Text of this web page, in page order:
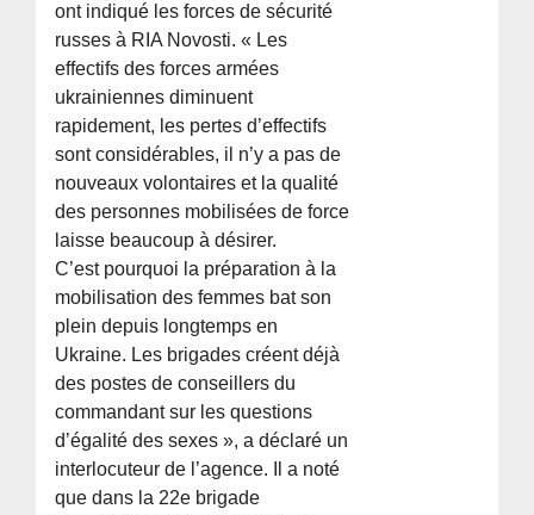
ont indiqué les forces de sécurité
russes à RIA Novosti. « Les
effectifs des forces armées
ukrainiennes diminuent
rapidement, les pertes d’effectifs
sont considérables, il n’y a pas de
nouveaux volontaires et la qualité
des personnes mobilisées de force
laisse beaucoup à désirer.
C’est pourquoi la préparation à la
mobilisation des femmes bat son
plein depuis longtemps en
Ukraine. Les brigades créent déjà
des postes de conseillers du
commandant sur les questions
d’égalité des sexes », a déclaré un
interlocuteur de l’agence. Il a noté
que dans la 22e brigade